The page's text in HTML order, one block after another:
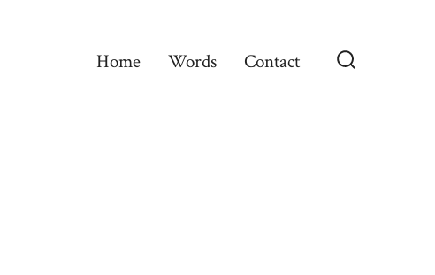
Home Words Contact